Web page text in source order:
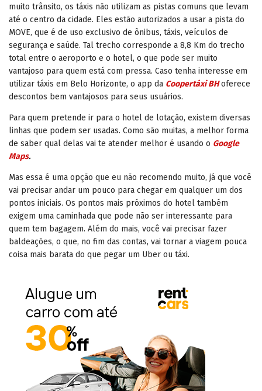
muito trânsito, os táxis não utilizam as pistas comuns que levam
até o centro da cidade. Eles estão autorizados a usar a pista do
MOVE, que é de uso exclusivo de ônibus, táxis, veículos de
segurança e saúde. Tal trecho corresponde a 8,8 Km do trecho
total entre o aeroporto e o hotel, o que pode ser muito
vantajoso para quem está com pressa. Caso tenha interesse em
utilizar táxis em Belo Horizonte, o app da Coopertáxi BHoferece
descontos bem vantajosos para seus usuários.
Para quem pretende ir para o hotel de lotação, existem diversas
linhas que podem ser usadas. Como são muitas, a melhor forma
de saber qual delas vai te atender melhor é usando o Google
Maps.
Mas essa é uma opção que eu não recomendo muito, já que você
vai precisar andar um pouco para chegar em qualquer um dos
pontos iniciais. Os pontos mais próximos do hotel também
exigem uma caminhada que pode não ser interessante para
quem tem bagagem. Além do mais, você vai precisar fazer
baldeações, o que, no fim das contas, vai tornar a viagem pouca
coisa mais barata do que pegar um Uber ou táxi.